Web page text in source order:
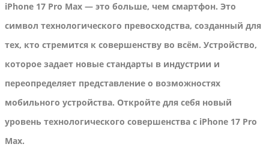
iPhone 17 Pro Max — это больше, чем смартфон. Это
символ технологического превосходства, созданный для
тех, кто стремится к совершенству во всём. Устройство,
которое задает новые стандарты в индустрии и
переопределяет представление о возможностях
мобильного устройства. Откройте для себя новый
уровень технологического совершенства с iPhone 17 Pro
Max.